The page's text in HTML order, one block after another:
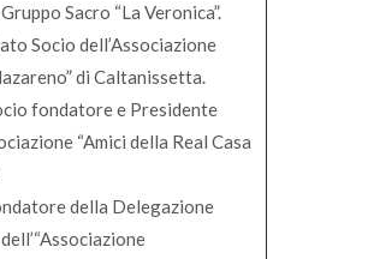
Sacro “La Veronica”.
Socio dell’Associazione
di Caltanissetta.
fondatore e Presidente
“Amici della Real Casa
della Delegazione